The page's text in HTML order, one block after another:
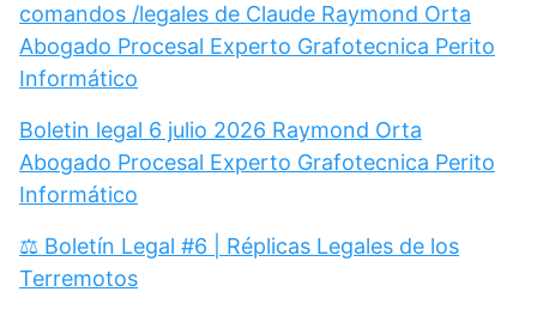
comandos /legales de Claude Raymond Orta
Abogado Procesal Experto Grafotecnica Perito
Informático
Boletin legal 6 julio 2026 Raymond Orta
Abogado Procesal Experto Grafotecnica Perito
Informático
⚖️ Boletín Legal #6 | Réplicas Legales de los
Terremotos